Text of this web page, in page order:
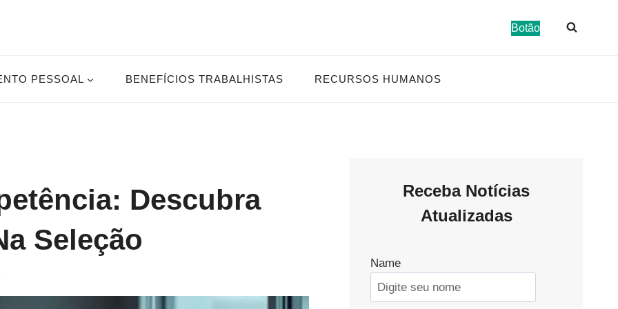
Botão
PESSOAL BENEFÍCIOS TRABALHISTAS RECURSOS HUMANOS
Descubra
Seleção
Receba Notícias
Atualizadas
Name